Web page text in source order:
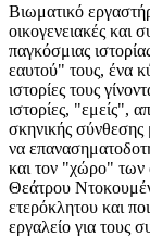
Βιωματικό
οικογενειακές και
παγκόσμιας
εαυτού" τους, ένα
ιστορίες τους
ιστορίες, "εμείς",
σκηνικής σύνθεσης
να
και τον "χώρο" των
Θεάτρου
ετερόκλητου και
εργαλείο για τους